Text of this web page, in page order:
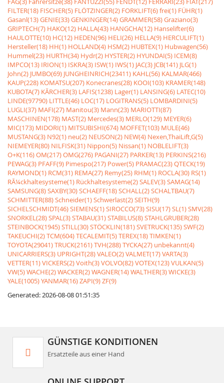
FILTER(18) FISCHER(5) FLÖTZINGER(2) FORKLIFT(6)frei(1) FÜHR(1)
Gasanl(13)GENIE(33)GENKINGER(14)GRAMMER(58)Graziano(3)
GRIPTECH(7) HAKO(12) HALLA(43) HANGCHA(12) Hanselifter(6)
HAULOTTE(10) HC(12) HEDEN(96) HELI(26) HELLA(9) HERCULIFT(1)
Hersteller(18) HH(1) HOLLAND(4) HSM(2) HUBTEX(1) Hubwagen(56)
Hummel(23) HURTH(34) Hydr(2) HYSTER(2) HYUNDAI(5) ICEM(8)
IMPCO(13) IRION(1) ISKRA(3) ISW(1) IWS(1) JAC(3) JCB(141) JLG(1)
John(2) JUMBO(69) JUNGHEINRICH(23411) KAHL(56) KALMAR(466)
KAUP(228) KOMATSU(207) Konecranes(28) KOOI(103) KRAMER(148)
KUBOTA(7) KÃRCHER(3) LAFIS(1238) Lager(1) LANSING(6) LATEC(10)
LINDE(97790) LITTLE(46) LOC(17) LOGITRANS(5) LOMBARDINI(5)
LUGLI(37) MAFI(27) Manitou(3) Mann(23) MARIOTTI(87)
MASCHINEN(178) MAST(2) Mercedes(3) MERLO(129) MEYER(6)
MIC(173) MIDORI(1) MITSUBISHI(674) MOFFET(103) MULE(46)
MUSTANG(3) N92(1) neu(2) NEUSON(2) NEW(4) Nexen,ThaiLift,G(5)
NIEMEYER(80) NILFISK(31) Nippon(5) Nissan(1) NOBLELIFT(3)
O+K(116)OM(217)OMG(276) PAGANI(27) PARKER(13) PERKINS(216)
PEWAG(3) PFAFF(9) Pimespo(217) Power(5) PRAMAC(23)QTECK(19)
RAYMOND(1) RCM(31) REMA(27) Remy(25) RHM(1) ROCLA(30) RS(1)
RÃ¼ckhaltesysteme(1) Rückhaltesysteme(2)SALEV(3)SAMAG(14)
SAMSUNG(8)SAXBY(30)SCHAEFF(18)SCHALL(2)SCHALTBAU(7)
SCHMITTER(88)Schneider(1)Schwerlast(2)SEITH(9)
SICHELSCHMIDT(46)SIEMENS(1)SIROCCO(73)SISU(17)SL(1)SMV(28)
SNORKEL(28)SPAL(3)STABAU(31)STABILUS(8)STAHLGRUBER(28)
STEINBOCK(1945)STILL(30)STÖCKLIN(181)SVETRUCK(135)SWF(2)
TAKEUCHI(2)TCM(604)TECALEMIT(5)TEREX(18)TIMKEN(1)
TOYOTA(29041)TRUCK(2161)TVH(288)TYCKA(27) unbekannt(4)
UNICARRIERS(3) UPRIGHT(28)VALEO(2)VALMET(17)VARTA(3)
VETTER(11)VICKERS(2)Voith(3)VOLVO(82)VOTEX(123)VULKAN(5)
VW(5)WACHE(2)WACKER(2)WAGNER(14)WALTHER(3)WICKE(3)
YALE(1005)YANMAR(16)ZAPI(9)ZF(9)
Generated: 2026-08-08 01:51:35
GÜNSTIGE KONDITIONEN
Ersatzteile aus einer Hand